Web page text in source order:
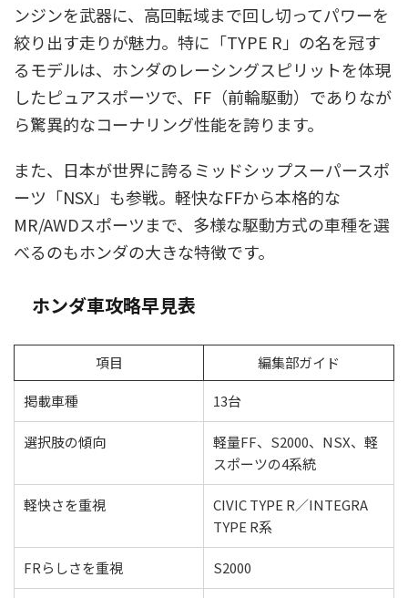
ンジンを武器に、高回転域まで回し切ってパワーを
絞り出す走りが魅力。特に「TYPE R」の名を冠す
るモデルは、ホンダのレーシングスピリットを体現
したピュアスポーツで、FF（前輪駆動）でありなが
ら驚異的なコーナリング性能を誇ります。
また、日本が世界に誇るミッドシップスーパースポ
ーツ「NSX」も参戦。軽快なFFから本格的な
MR/AWDスポーツまで、多様な駆動方式の車種を選
べるのもホンダの大きな特徴です。
ホンダ車攻略早見表
項目
編集部ガイド
掲載車種
13台
選択肢の傾向
軽量FF、S2000、NSX、軽
スポーツの4系統
軽快さを重視
CIVIC TYPE R／INTEGRA
TYPE R系
FRらしさを重視 S2000